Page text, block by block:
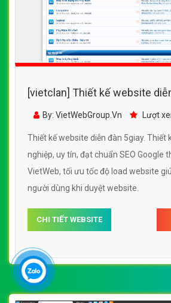
[vietclan] Thiết kế website
đẹp, chuyên nghiệp chuẩn SEO
By: VietWebGroup.Vn Lượt
Thiết kế website diễn đàn 5giay. Thiết
nghiệp, uy tín, đạt chuẩn SEO Google
VietWeb, tối ưu tốc độ load website
người dùng khi duyệt website.
CHI TIẾT WEBSITE